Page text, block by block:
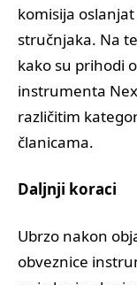
komisija
stručnjaka. Na
kako su prihodi
instrumenta
različitim
članicama.
Daljnji koraci
Ubrzo nakon
obveznice